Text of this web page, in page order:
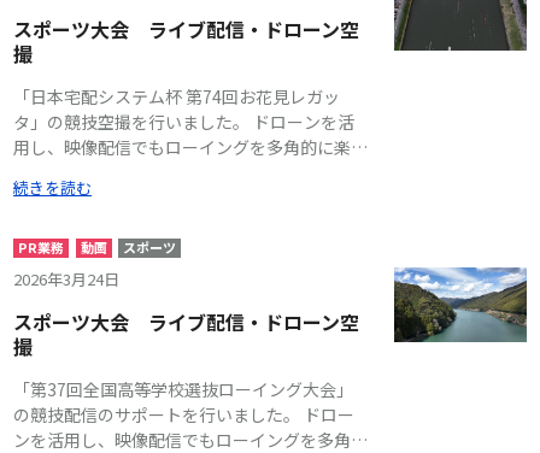
有しながら、大会を創り上げました。 ※ドロ
ーン飛行に関しては、国土交通省等の許可を得
スポーツ大会 ライブ配信・ドローン空
撮
「日本宅配システム杯 第74回お花見レガッ
タ」の競技空撮を行いました。 ドローンを活
用し、映像配信でもローイングを多角的に楽し
配信には、大会運営スタッフの方が積極的に関
ら、大会を創り上げました。 ※国土交通省等
の許可を得て飛行しております。
続きを読む
PR業務 動画 スポーツ
2026年3月24日
スポーツ大会 ライブ配信・ドローン空
撮
「第37回全国高等学校選抜ローイング大会」
の競技配信のサポートを行いました。 ドロー
ンを活用し、映像配信でもローイングを多角的